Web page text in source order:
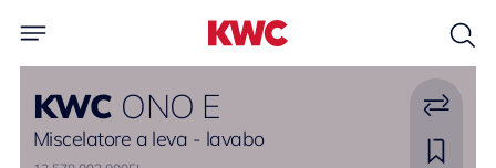
KWC ONO E
Miscelatore a leva - lavabo